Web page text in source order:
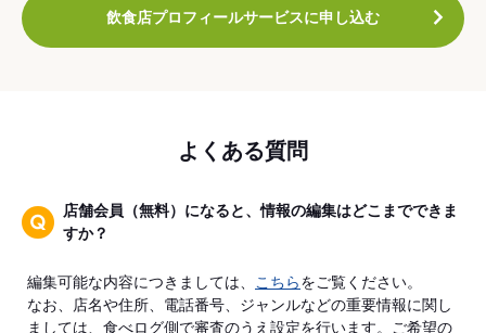
飲食店プロフィールサービスに申し込む
よくある質問
店舗会員（無料）になると、情報の編集はどこまでできま
すか？
編集可能な内容につきましては、 こちらをご覧ください。
なお、店名や住所、電話番号、ジャンルなどの重要情報に関し
ましては、食べログ側で審査のうえ設定を行います。ご希望の